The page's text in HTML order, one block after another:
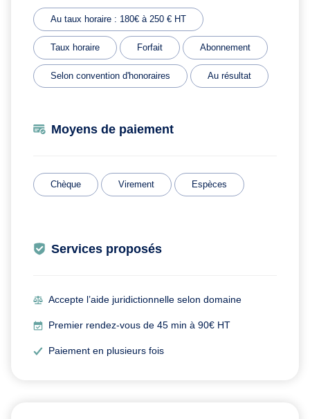
Au taux horaire : 180€ à 250 € HT
Taux horaire Forfait Abonnement
Selon convention d'honoraires Au résultat
Moyens de paiement
Chèque Virement Espèces
Services proposés
Accepte l’aide juridictionnelle selon domaine
Premier rendez-vous de 45 min à 90€ HT
Paiement en plusieurs fois